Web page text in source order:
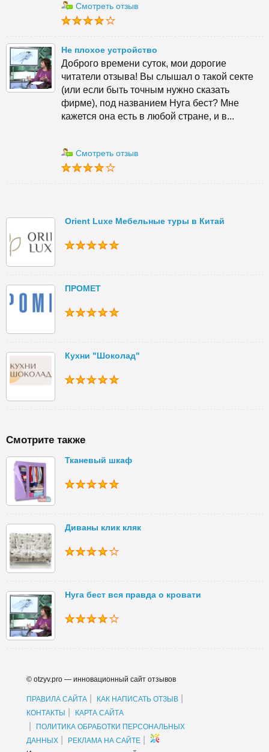
Смотреть отзыв
Не плохое устройство
Доброго времени суток, мои дорогие
читатели отзыва! Вы слышал о такой секте
(или если быть точным нужно сказать
фирме), под названием Нуга бест? Мне
кажется она есть в любой стране, и в...
Смотреть отзыв
Orient Luxe Мебельные туры в Китай
ПРОМЕТ
Кухни "Шоколад"
Смотрите также
Тканевый шкаф
Диваны клик кляк
Нуга бест вся правда о кровати
© otzyv.pro — инновационный сайт отзывов
ПРАВИЛА САЙТА КАК НАПИСАТЬ ОТЗЫВ
КОНТАКТЫ КАРТА САЙТА
ПОЛИТИКА ОБРАБОТКИ ПЕРСОНАЛЬНЫХ
ДАННЫХ
РЕКЛАМА НА САЙТЕ